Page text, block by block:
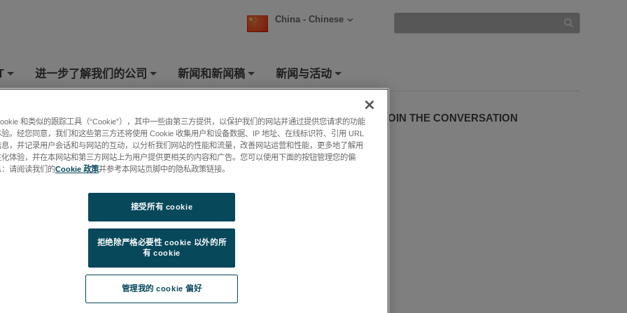
China - Chinese
进一步了解我们的公司 新闻和新闻稿 新闻与活动
Software
in this form to report you have deactivated your software.
JOIN THE CONVERSATION
和类似的跟踪工具（“Cookie”），其中一些由第三方提供，以保护我们的网站并通过提供您请求的功能
。经您同意，我们和这些第三方还将使用 Cookie 收集用户和设备数据、IP 地址、在线标识符、引用 URL
，并记录用户会话和与网站的互动，以分析我们网站的性能和流量，改善网站运营和性能，更多地了解用
体验，并在本网站和第三方网站上为用户提供更相关的内容和广告。您可以使用下面的按钮管理您的偏
请阅读我们的Cookie 政策并参考本网站页脚中的隐私政策链接。
管理我的 cookie 偏好
拒绝除严格必要性 cookie 以外的所
有 cookie
接受所有 cookie